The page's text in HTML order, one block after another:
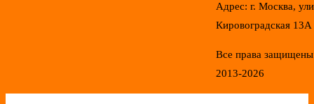
Адрес: г. Москва,
Кировоградская 13А
Все права
2013-2026